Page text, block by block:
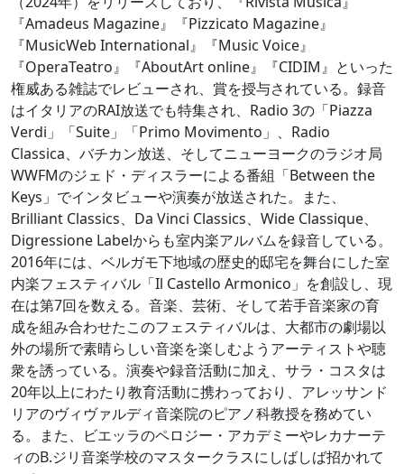
『Amadeus Magazine』『Pizzicato Magazine』
『MusicWeb International』『Music Voice』
『OperaTeatro』『AboutArt online』『CIDIM』といった
権威ある雑誌でレビューされ、賞を授与されている。録音
はイタリアのRAI放送でも特集され、Radio 3の「Piazza
Verdi」「Suite」「Primo Movimento」、Radio
Classica、バチカン放送、そしてニューヨークのラジオ局
WWFMのジェド・ディスラーによる番組「Between the
Keys」でインタビューや演奏が放送された。また、
Brilliant Classics、Da Vinci Classics、Wide Classique、
Digressione Labelからも室内楽アルバムを録音している。
2016年には、ベルガモ下地域の歴史的邸宅を舞台にした室
内楽フェスティバル「Il Castello Armonico」を創設し、現
在は第7回を数える。音楽、芸術、そして若手音楽家の育
成を組み合わせたこのフェスティバルは、大都市の劇場以
外の場所で素晴らしい音楽を楽しむようアーティストや聴
衆を誘っている。演奏や録音活動に加え、サラ・コスタは
20年以上にわたり教育活動に携わっており、アレッサンド
リアのヴィヴァルディ音楽院のピアノ科教授を務めてい
る。また、ビエッラのペロジー・アカデミーやレカナーテ
ィのB.ジリ音楽学校のマスタークラスにしばしば招かれて